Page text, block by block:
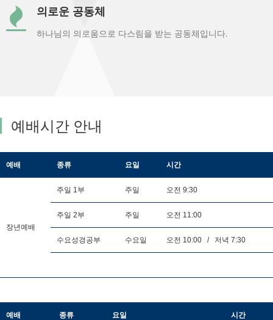
의로운 공동체
하나님의 의로움으로 다스림을 받는 공동체입니다.
예배시간 안내
예배 종류 요일 시간
장년예배
주일 1부 주일 오전 9:30
주일 2부 주일 오전 11:00
수요성경공부 수요일 오전 10:00 / 저녁 7:30
예배 종류 요일 시간